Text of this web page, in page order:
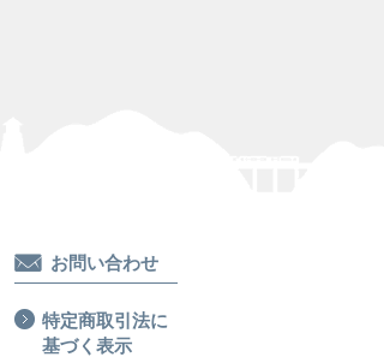
お問い合わせ
特定商取引法に
基づく表示